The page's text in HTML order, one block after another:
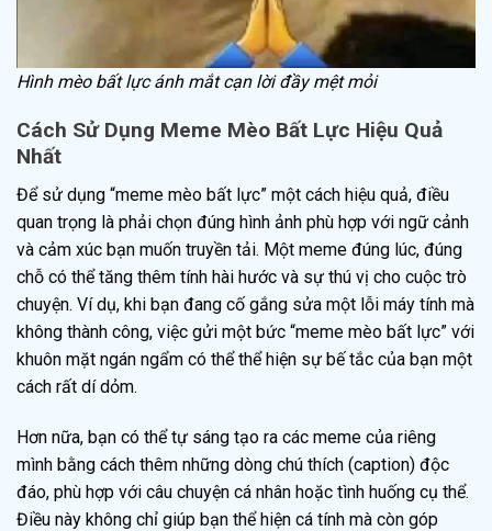
Hình mèo bất lực ánh mắt cạn lời đầy mệt mỏi
Cách Sử Dụng Meme Mèo Bất Lực Hiệu Quả
Nhất
Để sử dụng “meme mèo bất lực” một cách hiệu quả, điều
quan trọng là phải chọn đúng hình ảnh phù hợp với ngữ cảnh
và cảm xúc bạn muốn truyền tải. Một meme đúng lúc, đúng
chỗ có thể tăng thêm tính hài hước và sự thú vị cho cuộc trò
chuyện. Ví dụ, khi bạn đang cố gắng sửa một lỗi máy tính mà
không thành công, việc gửi một bức “meme mèo bất lực” với
khuôn mặt ngán ngẩm có thể thể hiện sự bế tắc của bạn một
cách rất dí dỏm.
Hơn nữa, bạn có thể tự sáng tạo ra các meme của riêng
mình bằng cách thêm những dòng chú thích (caption) độc
đáo, phù hợp với câu chuyện cá nhân hoặc tình huống cụ thể.
Điều này không chỉ giúp bạn thể hiện cá tính mà còn góp